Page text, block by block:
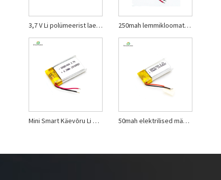
3,7 V Li polümeerist laetav aku 250mah lemmikloomatarvete liitpolümeeraku
Mini Smart Käevõru Li polümeer aku 50mah elektrilised mänguasjad Li polümeeraku